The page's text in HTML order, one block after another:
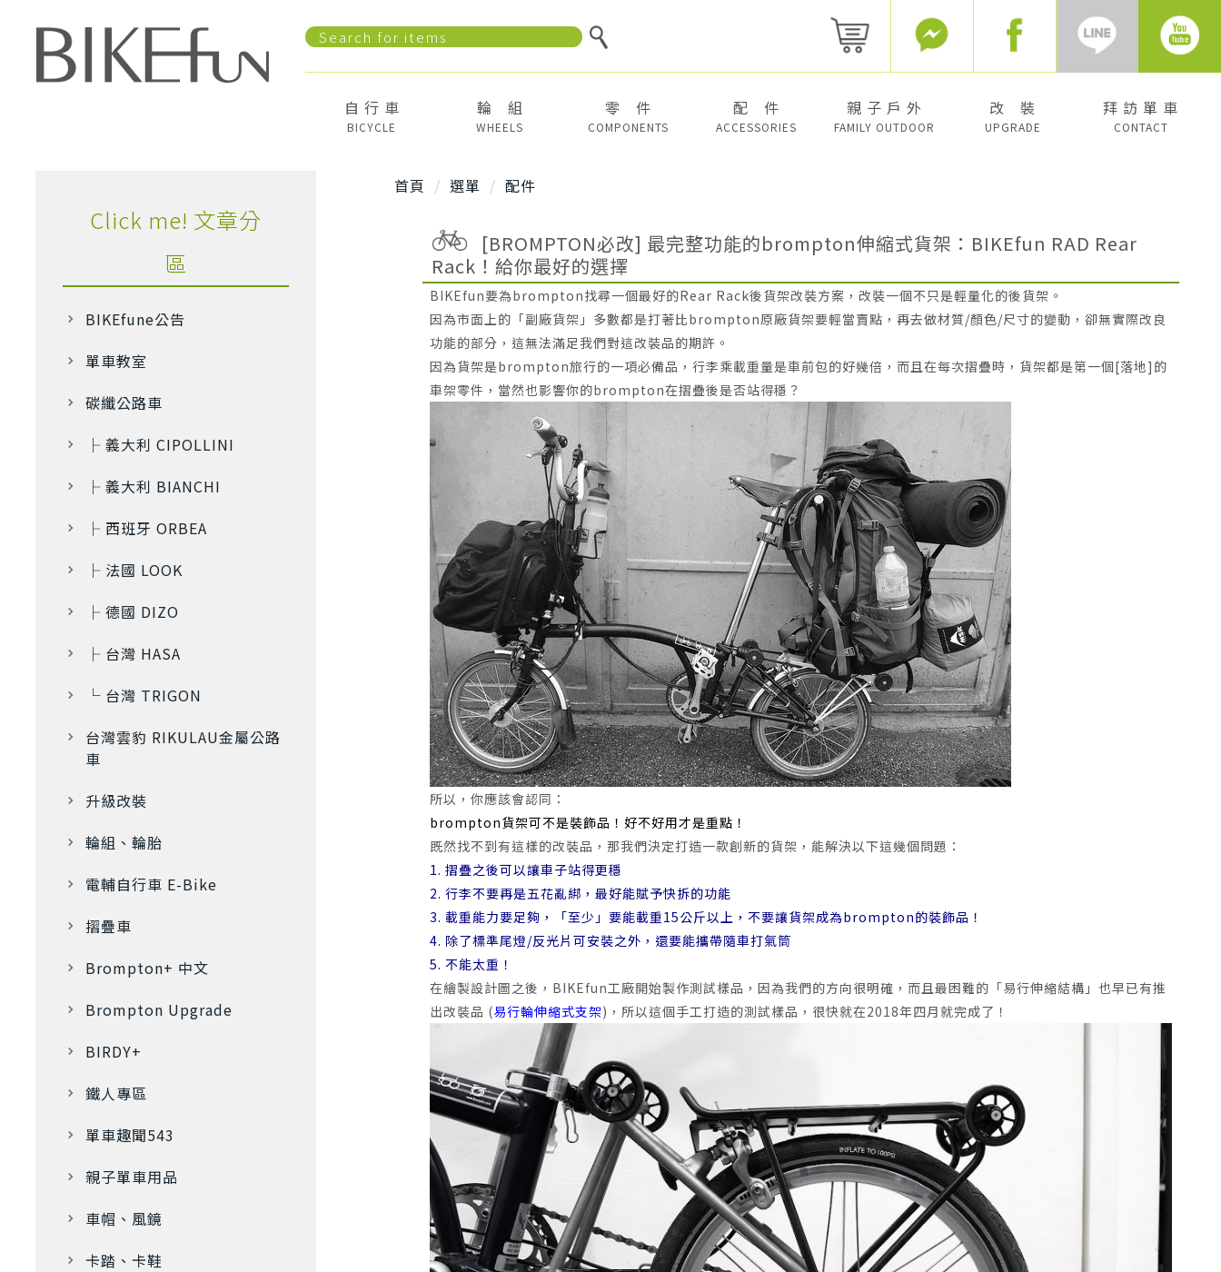
自 行 車
BICYCLE
輪 組
WHEELS
零 件
COMPONENTS
配 件
ACCESSORIES
親 子 戶 外
FAMILY OUTDOOR
改 裝
UPGRADE
拜 訪 單 車
CONTACT
Click me! 文章分
區
BIKEfune公告
單車教室
碳纖公路車
├ 義大利 CIPOLLINI
├ 義大利 BIANCHI
├ 西班牙 ORBEA
├ 法國 LOOK
├ 德國 DIZO
├ 台灣 HASA
└ 台灣 TRIGON
台灣雲豹 RIKULAU金屬公路
車
升級改裝
輪組、輪胎
電輔自行車 E-Bike
摺疊車
Brompton+ 中文
Brompton Upgrade
BIRDY+
鐵人專區
單車趣聞543
親子單車用品
車帽、風鏡
卡踏、卡鞋
首頁 選單 配件
[BROMPTON必改] 最完整功能的brompton伸縮式貨架：BIKEfun RAD Rear
Rack！給你最好的選擇
BIKEfun要為brompton找尋一個最好的Rear Rack後貨架改裝方案，改裝一個不只是輕量化的後貨架。
因為市面上的「副廠貨架」多數都是打著比brompton原廠貨架要輕當賣點，再去做材質/顏色/尺寸的變動，卻無實際改良
功能的部分，這無法滿足我們對這改裝品的期許。
因為貨架是brompton旅行的一項必備品，行李乘載重量是車前包的好幾倍，而且在每次摺疊時，貨架都是第一個[落地]的
車架零件，當然也影響你的brompton在摺疊後是否站得穩？
所以，你應該會認同：
brompton貨架可不是裝飾品！好不好用才是重點！
既然找不到有這樣的改裝品，那我們決定打造一款創新的貨架，能解決以下這幾個問題：
1. 摺疊之後可以讓車子站得更穩
2. 行李不要再是五花亂綁，最好能賦予快拆的功能
3. 載重能力要足夠，「至少」要能載重15公斤以上，不要讓貨架成為brompton的裝飾品！
4. 除了標準尾燈/反光片可安裝之外，還要能攜帶隨車打氣筒
5. 不能太重！
在繪製設計圖之後，BIKEfun工廠開始製作測試樣品，因為我們的方向很明確，而且最困難的「易行伸縮結構」也早已有推
出改裝品 (易行輪伸縮式支架)，所以這個手工打造的測試樣品，很快就在2018年四月就完成了！